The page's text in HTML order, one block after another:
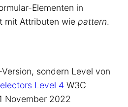
Elementen in
mit Attributen wie pattern.
Version, sondern Level von
Level 4 W3C
November 2022